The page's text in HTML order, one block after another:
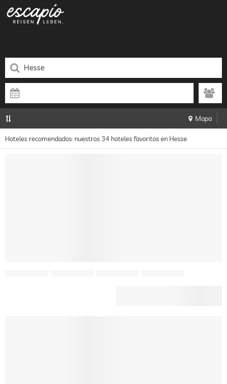
Mapa
Hoteles recomendados: nuestros 34 hoteles favoritos en Hesse